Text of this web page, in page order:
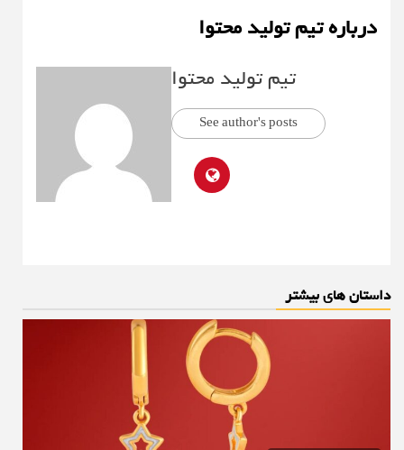
درباره تیم تولید محتوا
تیم تولید محتوا
See author's posts
داستان های بیشتر